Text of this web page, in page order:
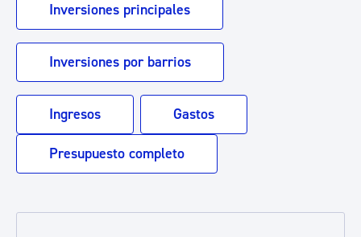
Inversiones principales
Inversiones por barrios
Ingresos Gastos
Presupuesto completo